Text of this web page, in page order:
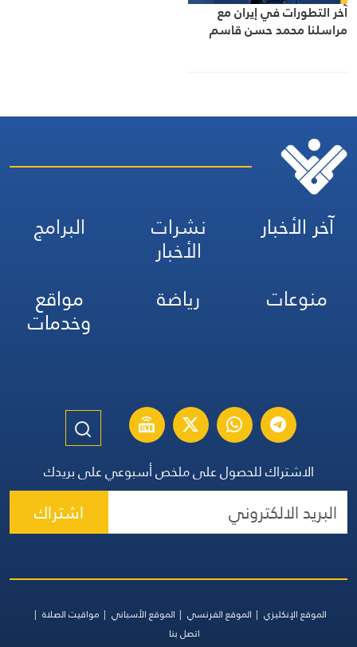
آخر التطورات في إيران مع
مراسلنا محمد حسن قاسم
آخر الأخبار نشرات
الأخبار
البرامج
منوعات
رياضة مواقع
وخدمات
الاشتراك للحصول على ملخص أسبوعي على بريدك
اشتراك
الموقع الإنكليزي الموقع الفرنسي الموقع الأسباني
مواقيت الصلاة
اتصل بنا